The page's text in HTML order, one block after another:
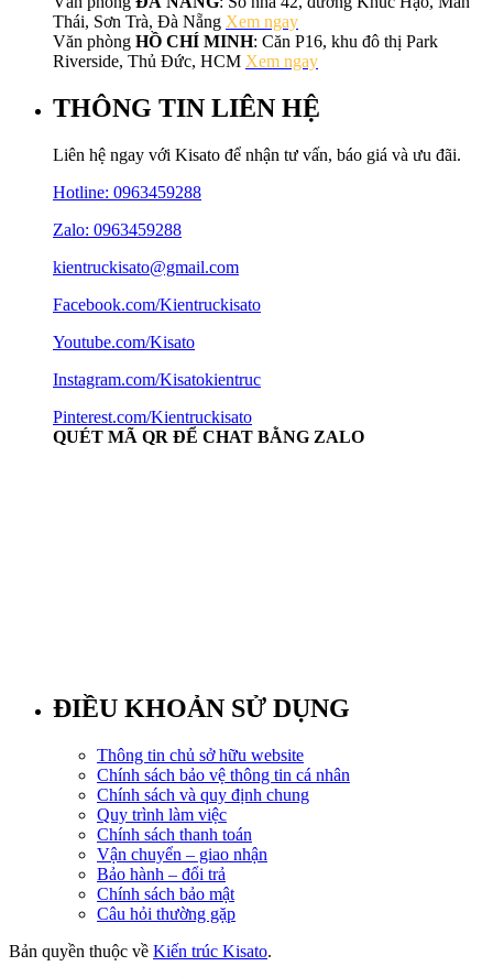
Thái, Sơn Trà, Đà Nẵng Xem ngay
Văn phòng HỒ CHÍ MINH: Căn P16, khu đô thị Park
Riverside, Thủ Đức, HCM Xem ngay
THÔNG TIN LIÊN HỆ
Liên hệ ngay với Kisato để nhận tư vấn, báo giá và ưu đãi.
Hotline: 0963459288
Zalo: 0963459288
kientruckisato@gmail.com
Facebook.com/Kientruckisato
Youtube.com/Kisato
Instagram.com/Kisatokientruc
Pinterest.com/Kientruckisato
QUÉT MÃ QR ĐỂ CHAT BẰNG ZALO
ĐIỀU KHOẢN SỬ DỤNG
Thông tin chủ sở hữu website
Chính sách bảo vệ thông tin cá nhân
Chính sách và quy định chung
Quy trình làm việc
Chính sách thanh toán
Vận chuyển – giao nhận
Bảo hành – đổi trả
Chính sách bảo mật
Câu hỏi thường gặp
Bản quyền thuộc về Kiến trúc Kisato.